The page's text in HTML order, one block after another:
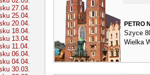
27.04.
25.04.
20.04.
18.04.
13.04.
11.04.
06.04.
04.04.
30.03.
PETRO
Szyce
Wielka